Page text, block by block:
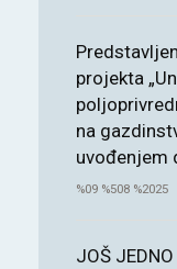
projekta
na
uvođenjem
%09 %508 %2025
JOŠ